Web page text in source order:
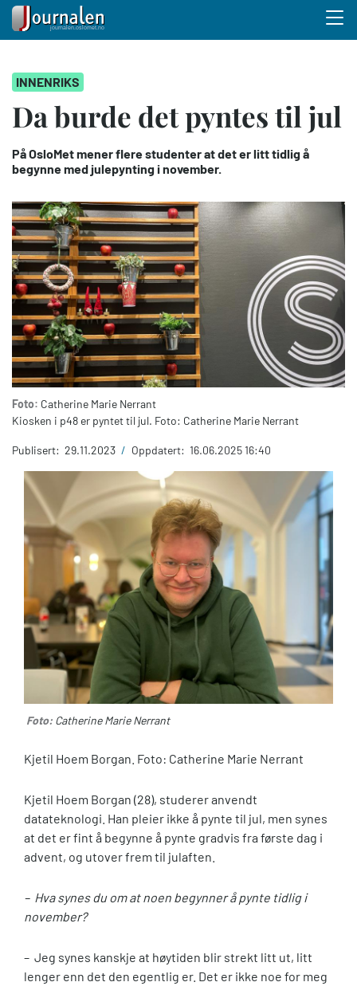
hovedinnhold
INNENRIKS
Da burde det pyntes til jul
På OsloMet mener flere studenter at det er litt tidlig å
begynne med julepynting i november.
Foto: Catherine Marie Nerrant
Kiosken i p48 er pyntet til jul. Foto: Catherine Marie Nerrant
Publisert: 29.11.2023 / Oppdatert: 16.06.2025 16:40
Foto: Catherine Marie Nerrant
Kjetil Hoem Borgan. Foto: Catherine Marie Nerrant
Kjetil Hoem Borgan (28), studerer anvendt
datateknologi. Han pleier ikke å pynte til jul, men synes
at det er fint å begynne å pynte gradvis fra første dag i
advent, og utover frem til julaften.
– Hva synes du om at noen begynner å pynte tidlig i
november?
– Jeg synes kanskje at høytiden blir strekt litt ut, litt
lenger enn det den egentlig er. Det er ikke noe for meg